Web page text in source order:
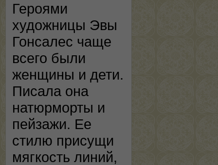
Героями
художницы Эвы
Гонсалес чаще
всего были
женщины и дети.
Писала она
натюрморты и
пейзажи. Ее
стилю присущи
мягкость линий,